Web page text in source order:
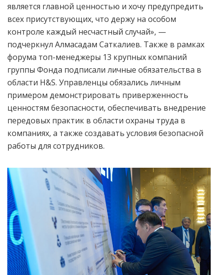
является главной ценностью и хочу предупредить
всех присутствующих, что держу на особом
контроле каждый несчастный случай», —
подчеркнул Алмасадам Саткалиев. Также в рамках
форума топ-менеджеры 13 крупных компаний
группы Фонда подписали личные обязательства в
области H&S. Управленцы обязались личным
примером демонстрировать приверженность
ценностям безопасности, обеспечивать внедрение
передовых практик в области охраны труда в
компаниях, а также создавать условия безопасной
работы для сотрудников.